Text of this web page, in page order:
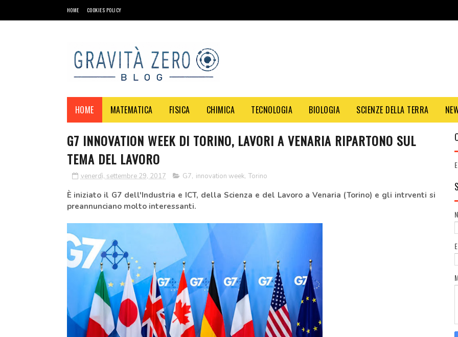
HOME COOKIES POLICY
HOME MATEMATICA FISICA CHIMICA TECNOLOGIA BIOLOGIA SCIENZE DELLA TERRA
G7 INNOVATION WEEK DI TORINO, LAVORI A VENARIA RIPARTONO SUL
TEMA DEL LAVORO
venerdì, settembre 29, 2017 G7, innovation week, Torino
È iniziato il G7 dell'Industria e ICT, della Scienza e del Lavoro a Venaria (Torino) e gli intrventi si
preannunciano molto interessanti.